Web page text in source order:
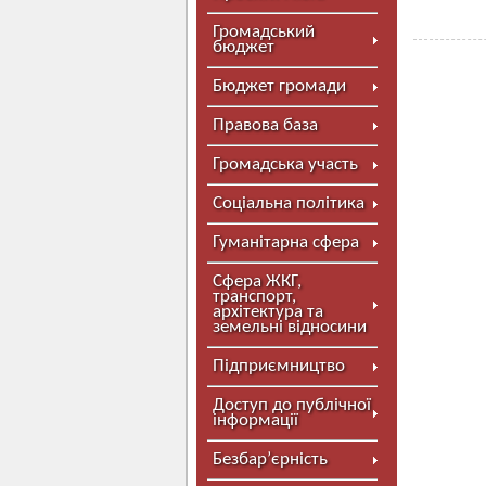
Громадський
бюджет
Бюджет громади
Правова база
Громадська участь
Соціальна політика
Гуманітарна сфера
Сфера ЖКГ,
транспорт,
архітектура та
земельні відносини
Підприємництво
Доступ до публічної
інформації
Безбар’єрність